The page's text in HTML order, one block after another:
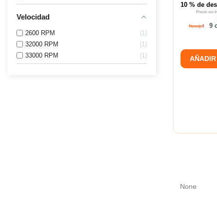
Velocidad
2600 RPM
1
32000 RPM
1
33000 RPM
1
10 % de
Precio sin
9
None